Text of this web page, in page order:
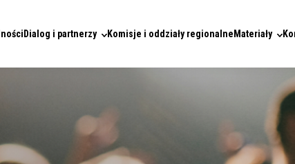
Dialog i partnerzy Komisje i oddziały regionalneMateriały